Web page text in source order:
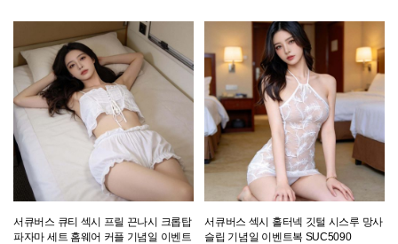
서큐버스 큐티 섹시 프릴 끈나시 크롭탑
파자마 세트 홈웨어 커플 기념일 이벤트
서큐버스 섹시 홀터넥 깃털 시스루 망사
슬립 기념일 이벤트복 SUC5090